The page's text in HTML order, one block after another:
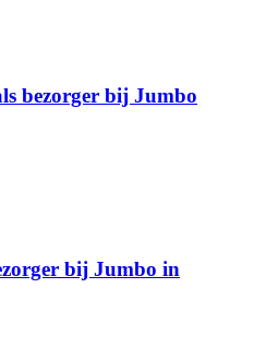
bezorger bij Jumbo
bij Jumbo in